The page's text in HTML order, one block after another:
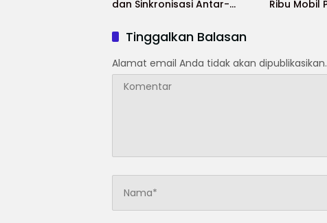
dan Sinkronisasi Antar-
Ribu Mobil
Tinggalkan Balasan
Alamat email Anda tidak akan dipublikasikan.